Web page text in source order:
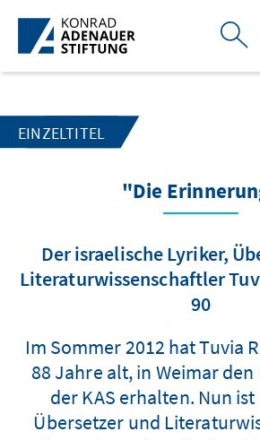
Zum Hauptinhalt springen
EINZELTITEL
"Die
Der israelische Lyriker,
Literaturwissenschaftler
90
Im Sommer 2012 hat Tuvia
88 Jahre alt, in Weimar
der KAS erhalten. Nun
Übersetzer und